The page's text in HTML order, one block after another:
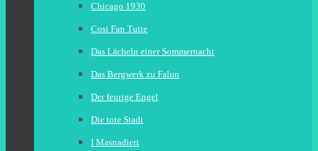
Chicago 1930
Cosi Fan Tutte
Das Lächeln einer Sommernacht
Das Bergwerk zu Falun
Der feurige Engel
Die tote Stadt
I Masnadieri